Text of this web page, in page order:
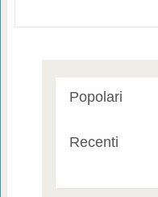
Popolari
Recenti